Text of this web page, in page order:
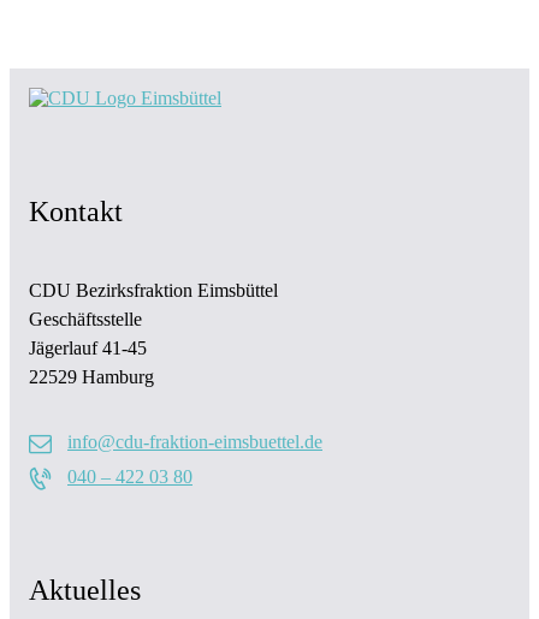
Kontakt
CDU Bezirksfraktion Eimsbüttel
Geschäftsstelle
Jägerlauf 41-45
22529 Hamburg
info@cdu-fraktion-eimsbuettel.de
040 – 422 03 80
Aktuelles